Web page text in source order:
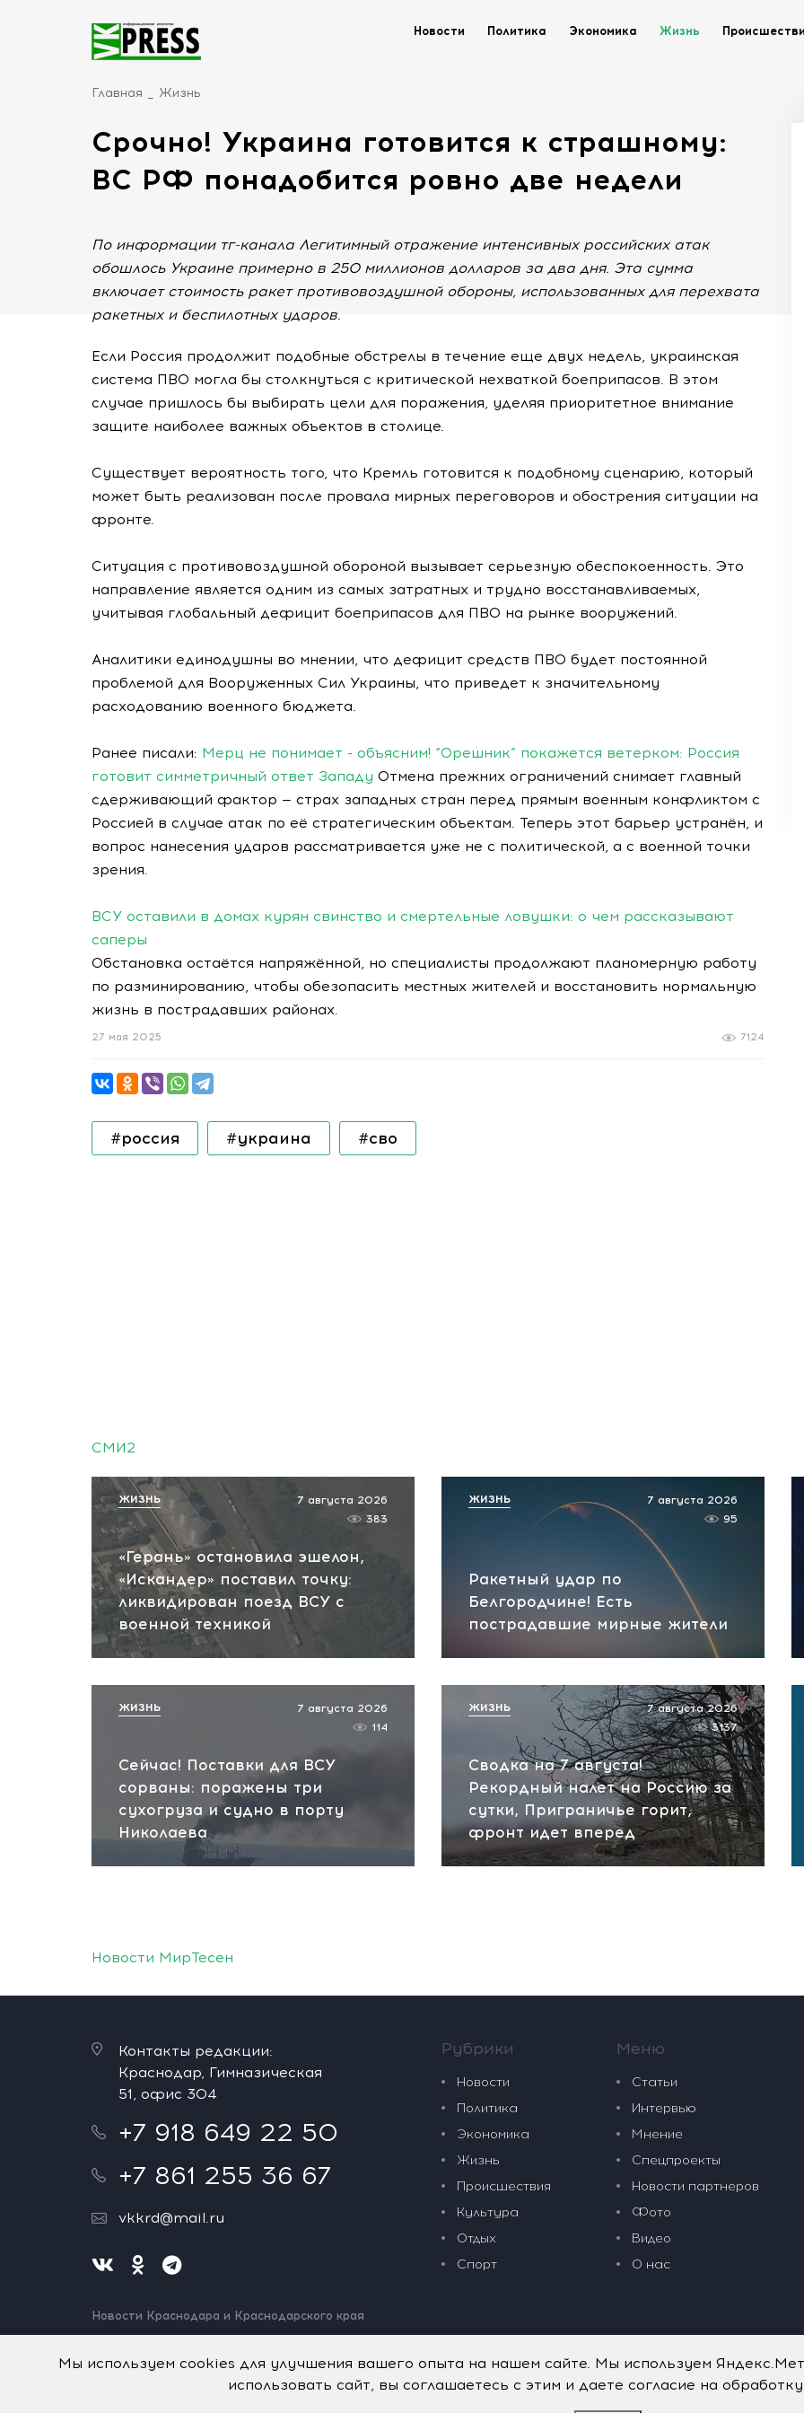
Новости Политика Экономика Жизнь
Главная Жизнь
Срочно! Украина готовится к страшному:
ВС РФ понадобится ровно две недели
По информации тг-канала Легитимный отражение интенсивных российских атак
обошлось Украине примерно в 250 миллионов долларов за два дня. Эта сумма
включает стоимость ракет противовоздушной обороны, использованных для перехвата
ракетных и беспилотных ударов.
Если Россия продолжит подобные обстрелы в течение еще двух недель, украинская
система ПВО могла бы столкнуться с критической нехваткой боеприпасов. В этом
случае пришлось бы выбирать цели для поражения, уделяя приоритетное внимание
защите наиболее важных объектов в столице.
Существует вероятность того, что Кремль готовится к подобному сценарию, который
может быть реализован после провала мирных переговоров и обострения ситуации на
фронте.
Ситуация с противовоздушной обороной вызывает серьезную обеспокоенность. Это
направление является одним из самых затратных и трудно восстанавливаемых,
учитывая глобальный дефицит боеприпасов для ПВО на рынке вооружений.
Аналитики единодушны во мнении, что дефицит средств ПВО будет постоянной
проблемой для Вооруженных Сил Украины, что приведет к значительному
расходованию военного бюджета.
Ранее писали: Мерц не понимает - объясним! “Орешник” покажется ветерком: Россия
готовит симметричный ответ Западу Отмена прежних ограничений снимает главный
сдерживающий фактор — страх западных стран перед прямым военным конфликтом с
Россией в случае атак по её стратегическим объектам. Теперь этот барьер устранён, и
вопрос нанесения ударов рассматривается уже не с политической, а с военной точки
зрения.
ВСУ оставили в домах курян свинство и смертельные ловушки: о чем рассказывают
саперы
Обстановка остаётся напряжённой, но специалисты продолжают планомерную работу
по разминированию, чтобы обезопасить местных жителей и восстановить нормальную
жизнь в пострадавших районах.
7124
27 мая 2025
#россия #украина #сво
СМИ2
«Герань» остановила эшелон,
«Искандер» поставил точку:
ликвидирован поезд ВСУ с
военной техникой
7 августа 2026
383
ЖИЗНЬ
Ракетный удар по
Белгородчине! Есть
пострадавшие мирные жители
7 августа 2026
95
ЖИЗНЬ
Сейчас! Поставки для ВСУ
сорваны: поражены три
сухогруза и судно в порту
Николаева
7 августа 2026
114
ЖИЗНЬ
Сводка на 7 августа!
Рекордный налет на Россию за
сутки, Приграничье горит,
фронт идет вперед
7 августа 2026
3137
ЖИЗНЬ
Новости МирТесен
Контакты редакции:
Краснодар, Гимназическая
51, офис 304
+7 918 649 22 50
+7 861 255 36 67
vkkrd@mail.ru
Новости Краснодара и Краснодарского края
Нашли ошибку? Выделите и нажмите Ctrl+Enter.
Рубрики
Новости
Политика
Экономика
Жизнь
Происшествия
Культура
Отдых
Спорт
Меню
Статьи
Интервью
Мнение
Спецпроекты
Новости партнеров
Фото
Видео
О нас
Мы используем cookies для улучшения вашего опыта на нашем сайте. Мы используем
использовать сайт, вы соглашаетесь с этим и даете согласие на